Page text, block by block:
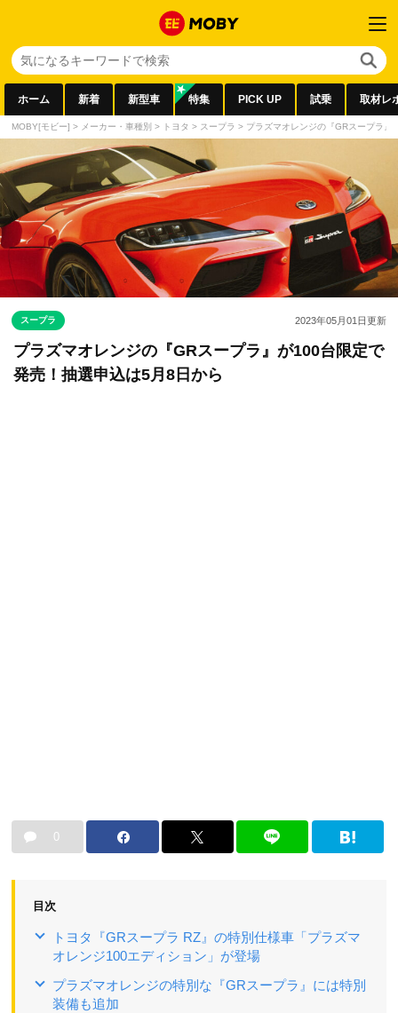
ホーム 新着 新型車 特集 PICK UP 試乗 取材レ
MOBY[モビー] > メーカー・車種別 > トヨタ > スープラ > プラズマオレンジの『GRスープラ
スープラ 2023年05月01日更新
プラズマオレンジの『GRスープラ』が100台限定で
発売！抽選申込は5月8日から
0
目次
トヨタ『GRスープラ RZ』の特別仕様車「プラズマ
オレンジ100エディション」が登場
プラズマオレンジの特別な『GRスープラ』には特別
装備も追加